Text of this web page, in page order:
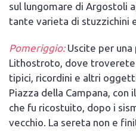
sul lungomare di Argostoli
tante varieta di stuzzichini
Pomeriggio:Uscite per una
Lithostroto, dove
tipici, ricordini e altri
Piazza della Campana,
che fu ricostuito, dopo i
vecchio. La sereta non e